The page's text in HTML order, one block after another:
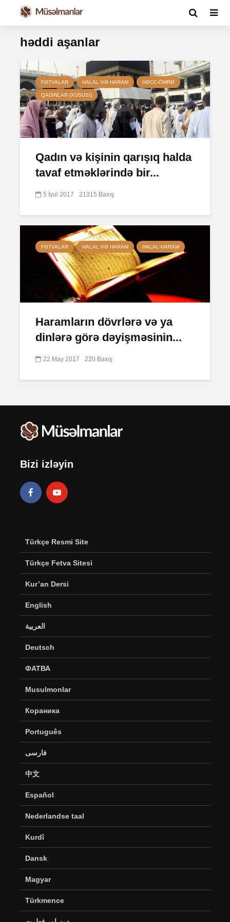
həddi aşanlar
FƏTVALAR HALAL VƏ HARAM HƏCC-ÖMRƏ
QADINLAR (XÜSUSI)
Qadın və kişinin qarışıq halda
tavaf etməklərində bir...
5 İyul 2017 21315 Baxış
FƏTVALAR HALAL VƏ HARAM HALAL-HARAM
Haramların dövrlərə və ya
dinlərə görə dəyişməsinin...
22 May 2017 220 Baxış
Bizi izləyin
Türkçe Resmi Site
Türkçe Fetva Sitesi
Kur’an Dersi
English
العربية
Deutsch
ФАТВА
Musulmonlar
Кораника
Português
فارسی
中文
Español
Nederlandse taal
Kurdî
Dansk
Magyar
Türkmence